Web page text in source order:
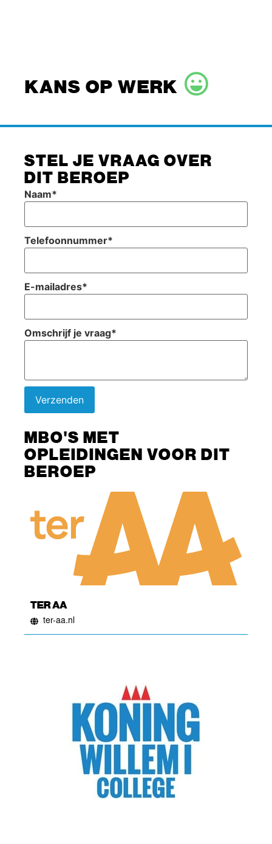
KANS OP WERK
STEL JE VRAAG OVER
DIT BEROEP
Naam*
Telefoonnummer*
E-mailadres*
Omschrijf je vraag*
Verzenden
MBO'S MET
OPLEIDINGEN VOOR DIT
BEROEP
TER AA
ter-aa.nl